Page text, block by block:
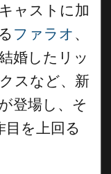
ャストに加
ファラオ 、
婚したリッ
スなど、新
登場し、そ
を上回る